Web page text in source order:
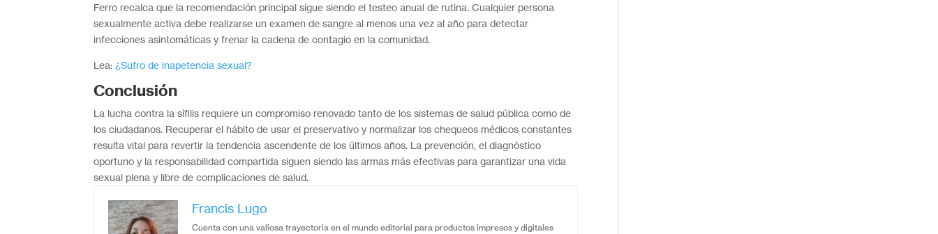
Ferro recalca que la recomendación principal sigue siendo el testeo anual de rutina. Cualquier persona
sexualmente activa debe realizarse un examen de sangre al menos una vez al año para detectar
infecciones asintomáticas y frenar la cadena de contagio en la comunidad.
Lea:¿Sufro de inapetencia sexual?
Conclusión
La lucha contra la sífilis requiere un compromiso renovado tanto de los sistemas de salud pública como de
los ciudadanos. Recuperar el hábito de usar el preservativo y normalizar los chequeos médicos constantes
resulta vital para revertir la tendencia ascendente de los últimos años. La prevención, el diagnóstico
oportuno y la responsabilidad compartida siguen siendo las armas más efectivas para garantizar una vida
sexual plena y libre de complicaciones de salud.
Francis Lugo
Cuenta con una valiosa trayectoria en el mundo editorial para productos impresos y digitales